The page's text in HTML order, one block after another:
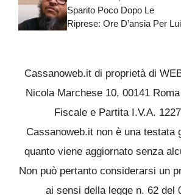
Sparito Poco Dopo Le
Riprese: Ore D’ansia Per Lui
Cassanoweb.it di proprietà di
Nicola Marchese 10, 00141
Fiscale e Partita I.V.A.
Cassanoweb.it non è una testata
quanto viene aggiornato senza
Non può pertanto considerarsi un
ai sensi della legge n. 62 del